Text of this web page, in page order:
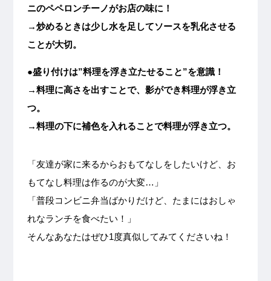
ニのペペロンチーノがお店の味に！
→炒めるときは少し水を足してソースを乳化させる
ことが大切。
●盛り付けは”料理を浮き立たせること”を意識！
→料理に高さを出すことで、影ができ料理が浮き立
つ。
→料理の下に補色を入れることで料理が浮き立つ。
「友達が家に来るからおもてなしをしたいけど、お
もてなし料理は作るのが大変…」
「普段コンビニ弁当ばかりだけど、たまにはおしゃ
れなランチを食べたい！」
そんなあなたはぜひ1度真似してみてくださいね！